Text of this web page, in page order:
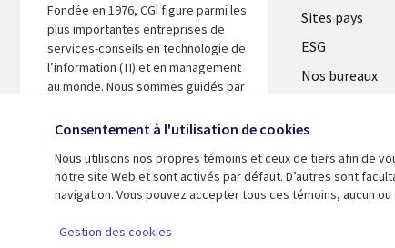
Fondée en 1976, CGI figure parmi les
plus importantes entreprises de
services-conseils en technologie de
l’information (TI) et en management
au monde. Nous sommes guidés par
d’accélérer le rendement de vos
En savoir plus
Sites pays
ESG
Nos bureaux
Salle de presse
Consentement à l'utilisation de cookies
Nous utilisons nos propres témoins et ceux de tiers afin de
notre site Web et sont activés par défaut. D’autres sont
navigation. Vous pouvez accepter tous ces témoins, aucun ou
Gestion des cookies